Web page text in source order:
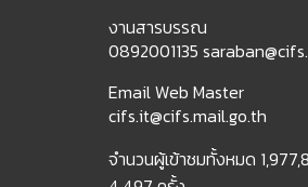
งานสารบรรณ
0892001135
Email Web Master
cifs.it@cifs.mail.go.th
จำนวนผู้เข้าชมทั้งหมด